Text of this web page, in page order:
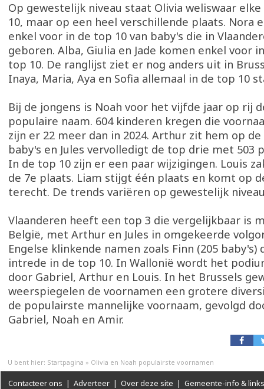
Op gewestelijk niveau staat Olivia weliswaar
10, maar op een heel verschillende plaats. Nora
enkel voor in de top 10 van baby's die in
geboren. Alba, Giulia en Jade komen enkel voor
top 10. De ranglijst ziet er nog anders uit in
Inaya, Maria, Aya en Sofia allemaal in de top 10
Bij de jongens is Noah voor het vijfde jaar op rij
populaire naam. 604 kinderen kregen die
zijn er 22 meer dan in 2024. Arthur zit hem op
baby's en Jules vervolledigt de top drie met 503
In de top 10 zijn er een paar wijzigingen. Louis
de 7e plaats. Liam stijgt één plaats en komt op
terecht. De trends variëren op gewestelijk
Vlaanderen heeft een top 3 die vergelijkbaar is
België, met Arthur en Jules in omgekeerde
Engelse klinkende namen zoals Finn (205 baby's)
intrede in de top 10. In Wallonië wordt het
door Gabriel, Arthur en Louis. In het Brussels
weerspiegelen de voornamen een grotere
de populairste mannelijke voornaam, gevolgd
Gabriel, Noah en Amir.
U bent hier: Startpagina » Olivia en Noah populairste voornamen
Contacteer ons | Adverteer | Over deze site | Gemeente-info & links